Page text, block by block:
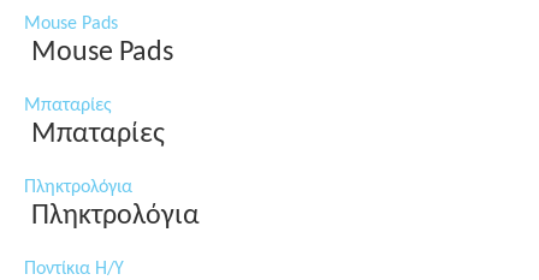
Mouse Pads
Mouse Pads
Μπαταρίες
Μπαταρίες
Πληκτρολόγια
Πληκτρολόγια
Ποντίκια Η/Υ